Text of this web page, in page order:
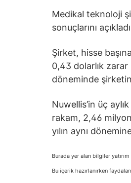
Medikal teknoloji
sonuçlarını
Şirket, hisse
0,43 dolarlık zarar
döneminde
Nuwellis’in üç
rakam, 2,46
yılın aynı
Burada yer alan bilgiler
Bu içerik hazırlanırken